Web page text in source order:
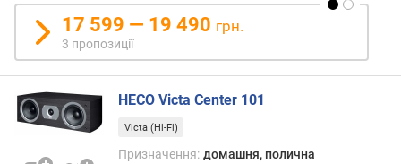
с
В
т
17 599 — 19 490 грн.
3 пропозиції
HECO Victa Center 101
Victa (Hi-Fi)
Призначення: домашня, полична